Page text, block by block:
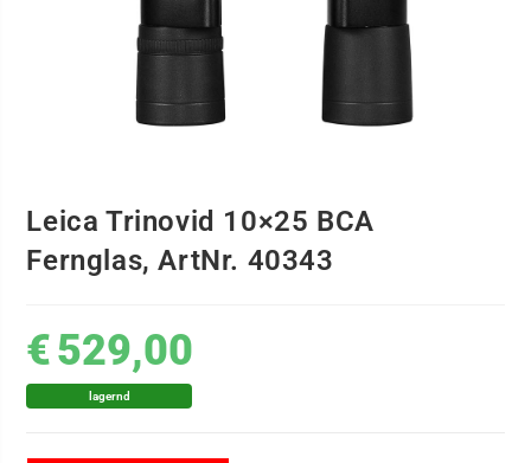
Leica Trinovid 10×25 BCA
Fernglas, ArtNr. 40343
€529,00
lagernd